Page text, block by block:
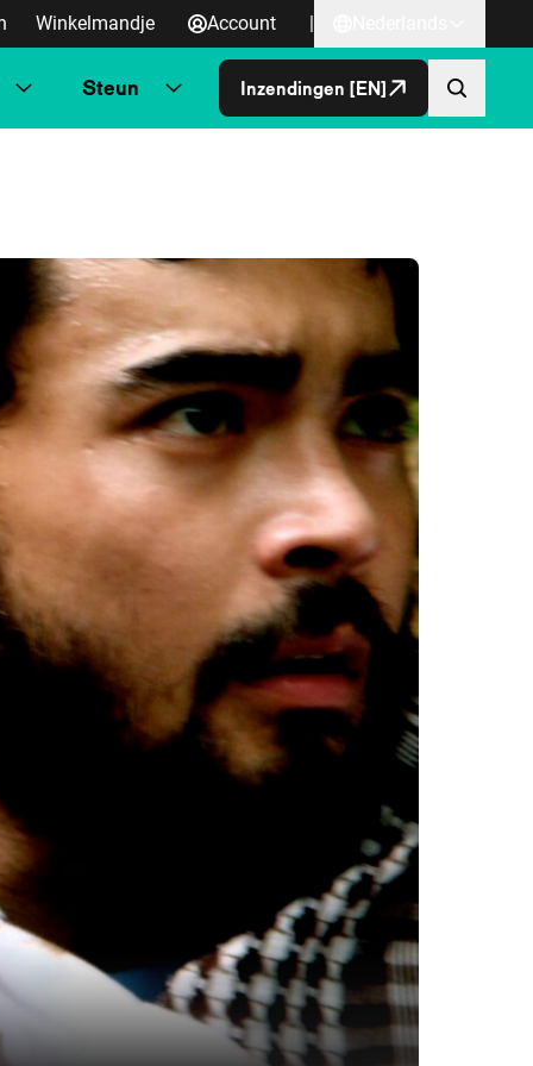
Winkelmandje Account |
Steun Inzendingen [EN]